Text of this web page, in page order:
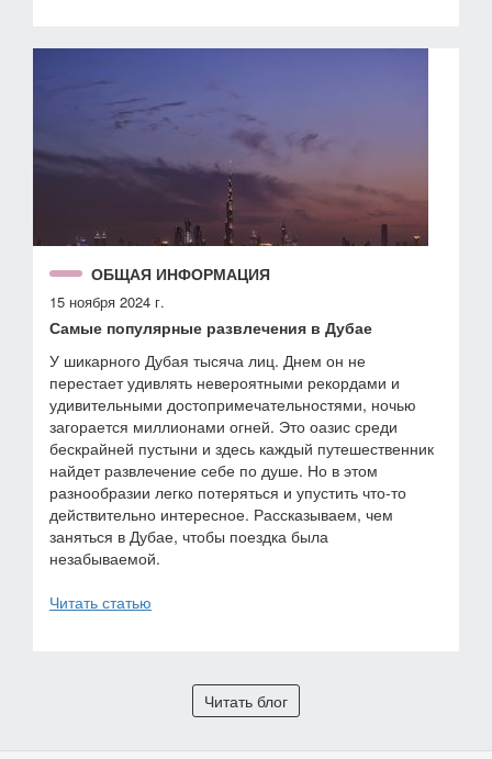
ОБЩАЯ ИНФОРМАЦИЯ
15 ноября 2024 г.
Самые популярные развлечения в Дубае
У шикарного Дубая тысяча лиц. Днем он не
перестает удивлять невероятными рекордами и
удивительными достопримечательностями, ночью
загорается миллионами огней. Это оазис среди
бескрайней пустыни и здесь каждый путешественник
найдет развлечение себе по душе. Но в этом
разнообразии легко потеряться и упустить что-то
действительно интересное. Рассказываем, чем
заняться в Дубае, чтобы поездка была
незабываемой.
Читать статью
Читать блог